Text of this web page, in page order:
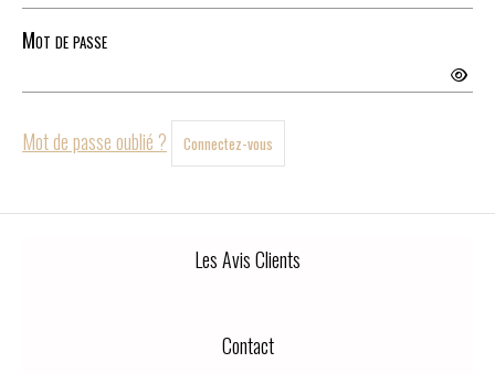
Mot de passe
Mot de passe oublié ? Connectez-vous
Les Avis Clients
Contact